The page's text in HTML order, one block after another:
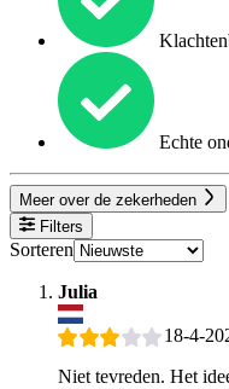
Echte
Meer over de zekerheden
Filters
Sorteren
Julia
18-4-
Niet tevreden. Het